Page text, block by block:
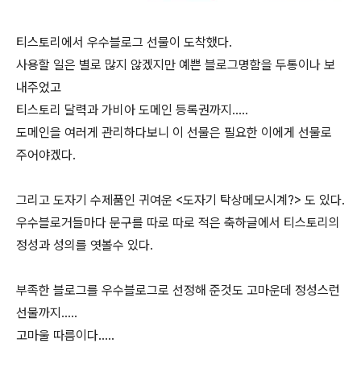
티스토리에서 우수블로그 선물이 도착했다.
사용할 일은 별로 많지 않겠지만 예쁜 블로그명함을 두통이나 보
내주었고
티스토리 달력과 가비아 도메인 등록권까지.....
도메인을 여러게 관리하다보니 이 선물은 필요한 이에게 선물로
주어야겠다.
그리고 도자기 수제품인 귀여운 <도자기 탁상메모시계?> 도 있다.
우수블로거들마다 문구를 따로 따로 적은 축하글에서 티스토리의
정성과 성의를 엿볼수 있다.
부족한 블로그를 우수블로그로 선정해 준것도 고마운데 정성스런
선물까지.....
고마울 따름이다.....